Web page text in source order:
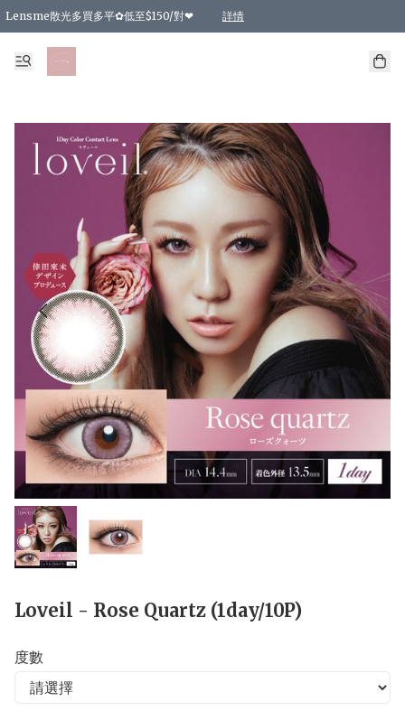
Lensme散光多買多平✿低至$150/對❤ 詳情
台灣Karacon⁩✧日拋 特價清貨❁⃘
日本韓國多款日/月拋現貨☼ 特價❤︎數量有限 售完即止
🇰🇷韓國多款月拋現貨 特價兩對$99✿數量有限 售完即止♫
精選商品，任選買2件或以上9 折；買4件或以上85 折；買6件或以上8 折
精選商品，任選買2件HKD 140.00；買4件HKD 260.00
精選商品，任選買2件HKD 190.00；買4件HKD 360.00
精選商品，任選買2件HKD 110.00；買4件HKD 180.00
精選商品，任選買2件HKD 170.00；買4件HKD 320.00
精選商品，任選買2件或以上減HKD 148.00
精選商品，任選買2件或以上減HKD 148.00
精選商品，任選買2件或以上95 折；買4件或以上9 折；買6件或以上85 折；買8件
精選商品，任選買12件或以上87 折
精選商品，任選買2件或以上減HKD 16.00；買4件或以上減HKD 32.00；買6
精選商品，任選買2件或以上95 折；買4件或以上9 折；買8件或以上85 折；買12
購物滿 HKD 800.00即享免運費優惠！（適用於 特定的送貨方式 )
Loveil - Rose Quartz (1day/10P)
度數